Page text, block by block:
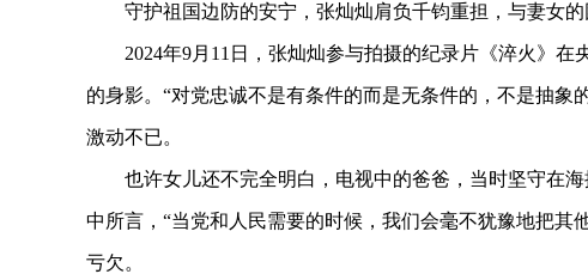
守护祖国边防的安宁，张灿灿肩负千钧重担，与妻女的
2024年9月11日，张灿灿参与拍摄的纪录片《淬火》在
的身影。“对党忠诚不是有条件的而是无条件的，不是抽
激动不已。
也许女儿还不完全明白，电视中的爸爸，当时坚守在海
中所言，“当党和人民需要的时候，我们会毫不犹豫地把
亏欠。